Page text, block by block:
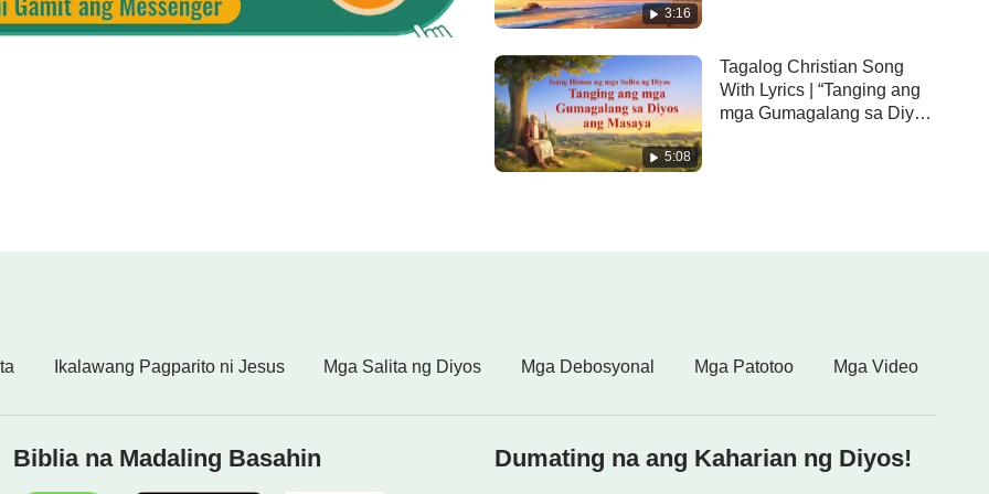
3:16
5:08
Tagalog Christian Song
With Lyrics | “Tanging ang
mga Gumagalang sa Diyos
Ikalawang Pagparito ni Jesus Mga Salita ng Diyos Mga Debosyonal Mga Patotoo Mga Video
Biblia na Madaling Basahin Dumating na ang Kaharian ng Diyos!